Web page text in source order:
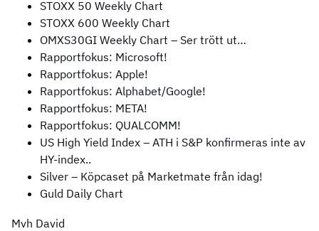
STOXX 50 Weekly Chart
STOXX 600 Weekly Chart
OMXS30GI Weekly Chart – Ser trött ut…
Rapportfokus: Microsoft!
Rapportfokus: Apple!
Rapportfokus: Alphabet/Google!
Rapportfokus: META!
Rapportfokus: QUALCOMM!
US High Yield Index – ATH i S&P konfirmeras inte av
HY-index..
Silver – Köpcaset på Marketmate från idag!
Guld Daily Chart
Mvh David